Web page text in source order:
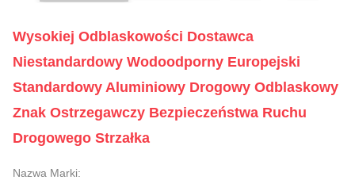
Wysokiej Odblaskowości Dostawca
Niestandardowy Wodoodporny Europejski
Standardowy Aluminiowy Drogowy Odblaskowy
Znak Ostrzegawczy Bezpieczeństwa Ruchu
Drogowego Strzałka
Nazwa Marki: